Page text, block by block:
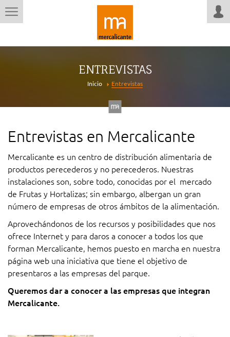
ENTREVISTAS
Inicio Entrevistas
Entrevistas en Mercalicante
Mercalicante es un centro de distribución alimentaria de
productos perecederos y no perecederos. Nuestras
instalaciones son, sobre todo, conocidas por el mercado
de Frutas y Hortalizas; sin embargo, albergan un gran
número de empresas de otros ámbitos de la alimentación.
Aprovechándonos de los recursos y posibilidades que nos
ofrece Internet y para daros a conocer a todos los que
forman Mercalicante, hemos puesto en marcha en nuestra
página web una iniciativa que tiene el objetivo de
presentaros a las empresas del parque.
Queremos dar a conocer a las empresas que integran
Mercalicante.